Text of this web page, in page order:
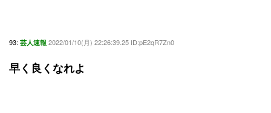
93: 芸人速報 2022/01/10(月) 22:26:39.25 ID:pE2qR7Zn0
早く良くなれよ